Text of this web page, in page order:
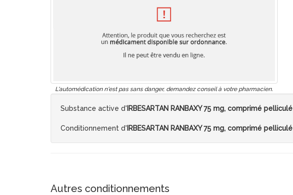
L'automédication n'est pas sans danger, demandez conseil à votre pharmacien.
Substance active d' IRBESARTAN RANBAXY 75 mg, comprimé pelliculé
Conditionnement d' IRBESARTAN RANBAXY 75 mg, comprimé pelliculé
Autres conditionnements